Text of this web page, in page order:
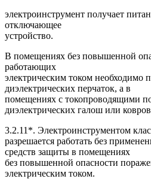
электроинструмент получает
отключающее
устройство.
В помещениях без повышенной
работающих
электрическим током необходимо
диэлектрических перчаток, а в
помещениях с токопроводящими
диэлектрических галош или
3.2.11*. Электроинструментом
разрешается работать без
средств защиты в помещениях
без повышенной опасности
электрическим током.